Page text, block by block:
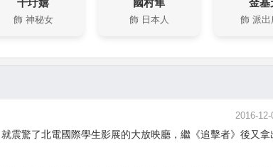
飾 神秘女 飾 日本人 飾 派出
2016-
震驚了北電國際學生影展的大放映廳，繼《追擊者》後又拿